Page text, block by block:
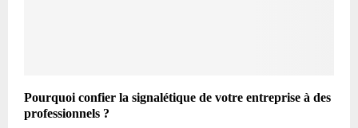
Pourquoi confier la signalétique de votre entreprise à des
professionnels ?